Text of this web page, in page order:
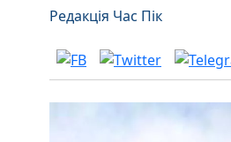
Редакція Час Пік